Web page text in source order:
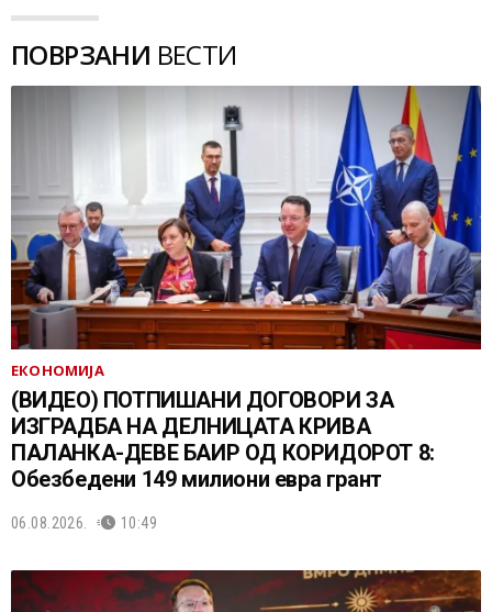
ПОВРЗАНИ ВЕСТИ
ЕКОНОМИЈА
(ВИДЕО) ПОТПИШАНИ ДОГОВОРИ ЗА
ИЗГРАДБА НА ДЕЛНИЦАТА КРИВА
ПАЛАНКА-ДЕВЕ БАИР ОД КОРИДОРОТ 8:
Обезбедени 149 милиони евра грант
06.08.2026. 10:49